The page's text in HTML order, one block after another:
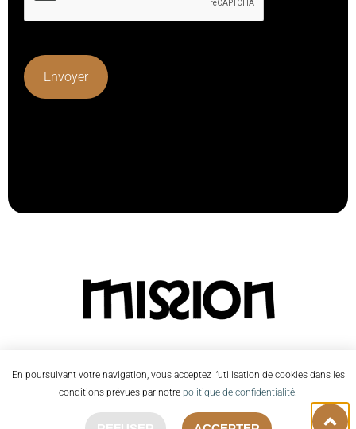
©2026 Mission | Contactez-nous Mentions Légales Réalisé par
Studio Zède
En poursuivant votre navigation, vous acceptez l’utilisation de cookies dans les
conditions prévues par notre politique de confidentialité.